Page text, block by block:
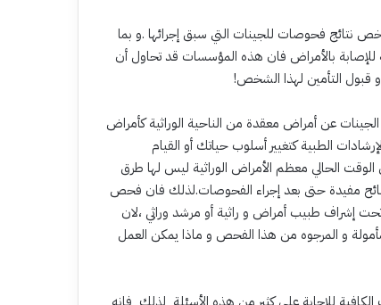
نتائج فحوصات للجينات التي سبق إجرائها .و بما
بالأمراض فان هذه المؤسسات قد تحاول أن
قبول التأمين لهذا الشخص!
عن أمراض معقدة من الناحية الوراثية كأمراض
الطبية كتغيير أسلوب حياتك أو القيام
الحالي معظم الأمراض الوراثية ليس لها طرق
مفيدة حتى بعد إجراء الفحوصات.لذلك فان فحص
طبيب أمراض و راثية أو مرشد وراثي ،لان
و المرجوه من هذا الفحص و ماذا يمكن العمل
الكافية للإجابة على كثير من هذه الأسئلة لذلك فانه